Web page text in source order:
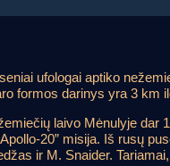
ufologai aptiko
formos darinys yra 3
laivo Mėnulyje dar
20” misija. Iš rusų
ir M. Snaider.